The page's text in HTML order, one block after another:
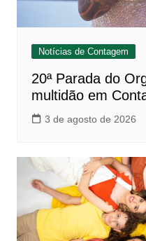
Notícias de Contagem
20ª Parada do
multidão em
3 de agosto de 2026